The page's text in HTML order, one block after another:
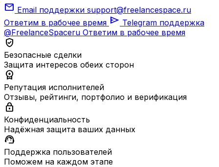
mail Email поддержки support@freelancespace.ru
Ответим в рабочее время send Telegram поддержка
@FreelanceSpaceru Ответим в рабочее время
verified_user
Безопасные сделки
Защита интересов обеих сторон
workspace_premium
Репутация исполнителей
Отзывы, рейтинги, портфолио и верификация
lock
Конфиденциальность
Надёжная защита ваших данных
support_agent
Поддержка пользователей
Поможем на каждом этапе